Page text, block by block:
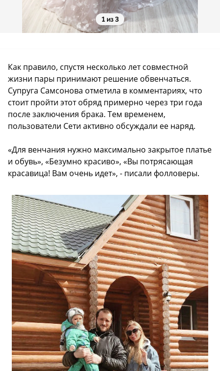
1 из 3
Как правило, спустя несколько лет совместной
жизни пары принимают решение обвенчаться.
Супруга Самсонова отметила в комментариях, что
стоит пройти этот обряд примерно через три года
после заключения брака. Тем временем,
пользователи Сети активно обсуждали ее наряд.
«Для венчания нужно максимально закрытое платье
и обувь», «Безумно красиво», «Вы потрясающая
красавица! Вам очень идет», - писали фолловеры.